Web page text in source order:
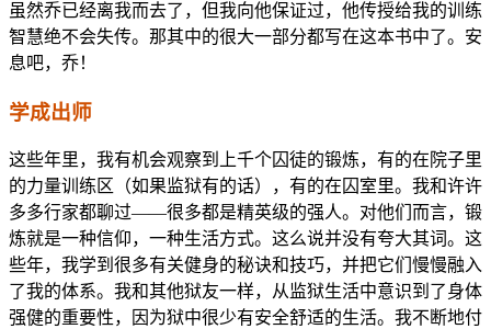
虽然乔已经离我而去了，但我向他保证过，他传授给我的训练
智慧绝不会失传。那其中的很大一部分都写在这本书中了。安
息吧，乔！
学成出师
这些年里，我有机会观察到上千个囚徒的锻炼，有的在院子里
的力量训练区（如果监狱有的话），有的在囚室里。我和许许
多多行家都聊过——很多都是精英级的强人。对他们而言，锻
炼就是一种信仰，一种生活方式。这么说并没有夸大其词。这
些年，我学到很多有关健身的秘诀和技巧，并把它们慢慢融入
了我的体系。我和其他狱友一样，从监狱生活中意识到了身体
强健的重要性，因为狱中很少有安全舒适的生活。我不断地付